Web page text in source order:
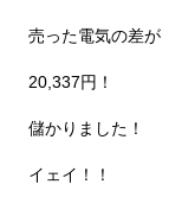
売った電気の差が
20,337円！
儲かりました！
イェイ！！